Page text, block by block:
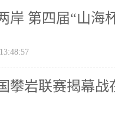
岸 第四届“山海
攀岩联赛揭幕